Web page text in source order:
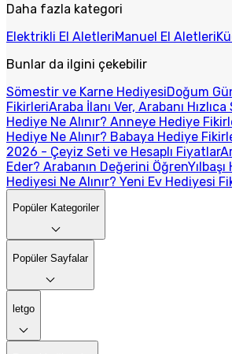
Daha fazla kategori
Elektrikli El AletleriManuel El Aletleri
Bunlar da ilgini çekebilir
Sömestir ve Karne HediyesiDoğum
FikirleriAraba İlanı Ver, Arabanı Hızlıca
Hediye Ne Alınır? Anneye Hediye
Hediye Ne Alınır? Babaya Hediye
2026 - Çeyiz Seti ve Hesaplı Fiyatlar
Eder? Arabanın Değerini Öğren
Hediyesi Ne Alınır? Yeni Ev Hediyesi
Popüler Kategoriler
Popüler Sayfalar
letgo